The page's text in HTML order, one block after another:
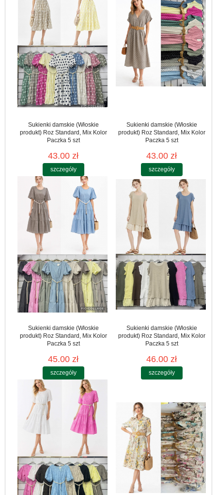
Sukienki damskie (Włoskie
produkt) Roz Standard, Mix Kolor
Paczka 5 szt
43.00 zł
szczegóły
Sukienki damskie (Włoskie
produkt) Roz Standard, Mix Kolor
Paczka 5 szt
43.00 zł
szczegóły
Sukienki damskie (Włoskie
produkt) Roz Standard, Mix Kolor
Paczka 5 szt
45.00 zł
szczegóły
Sukienki damskie (Włoskie
produkt) Roz Standard, Mix Kolor
Paczka 5 szt
46.00 zł
szczegóły